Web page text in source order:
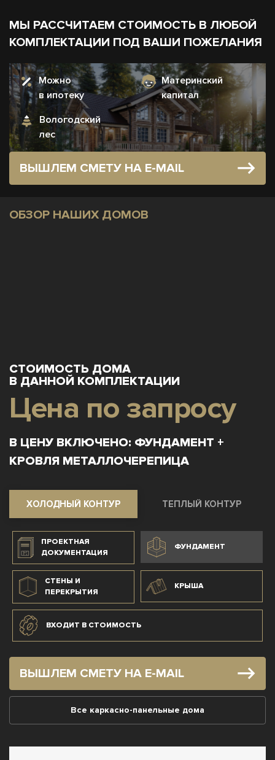
МЫ РАССЧИТАЕМ СТОИМОСТЬ В ЛЮБОЙ
КОМПЛЕКТАЦИИ ПОД ВАШИ ПОЖЕЛАНИЯ
Можно
в ипотеку
Материнский
капитал
Вологодский
лес
ВЫШЛЕМ СМЕТУ НА E-MAIL
ОБЗОР НАШИХ ДОМОВ
СТОИМОСТЬ ДОМА
В ДАННОЙ КОМПЛЕКТАЦИИ
Цена по запросу
В ЦЕНУ ВКЛЮЧЕНО: ФУНДАМЕНТ +
КРОВЛЯ МЕТАЛЛОЧЕРЕПИЦА
ХОЛОДНЫЙ КОНТУР ТЕПЛЫЙ КОНТУР
ПРОЕКТНАЯ
ДОКУМЕНТАЦИЯ
ФУНДАМЕНТ
СТЕНЫ И
ПЕРЕКРЫТИЯ
КРЫША
ВХОДИТ В СТОИМОСТЬ
ВЫШЛЕМ СМЕТУ НА E-MAIL
Все каркасно-панельные дома